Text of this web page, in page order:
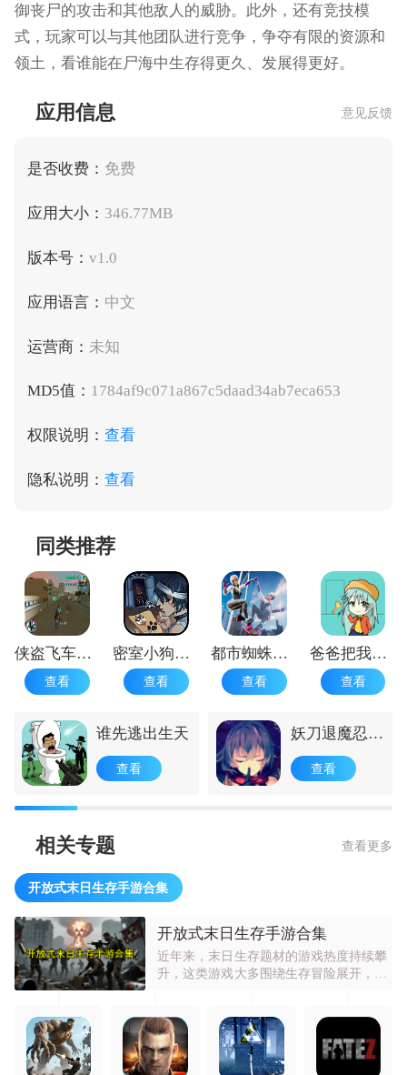
御丧尸的攻击和其他敌人的威胁。此外，还有竞技模
式，玩家可以与其他团队进行竞争，争夺有限的资源和
领土，看谁能在尸海中生存得更久、发展得更好。
应用信息 意见反馈
是否收费： 免费
应用大小： 346.77MB
版本号： v1.0
应用语言： 中文
运营商： 未知
MD5值： 1784af9c071a867c5daad34ab7eca653
权限说明： 查看
隐私说明： 查看
同类推荐
侠盗飞车罪恶都市免费
查看
密室小狗失踪案
查看
都市蜘蛛飞人
查看
爸爸把我锁在家里了
查看
谁先逃出生天
查看
妖刀退魔忍手
查看
相关专题 查看更多
开放式末日生存手游合集
开放式末日生存手游合集
近年来，末日生存题材的游戏热度持续攀
升，这类游戏大多围绕生存冒险展开，玩
法的不断成熟，不少开放世界丧尸题材的
游戏也陆续推出。在这类游戏中，玩家需
要在这样的环境里生存。